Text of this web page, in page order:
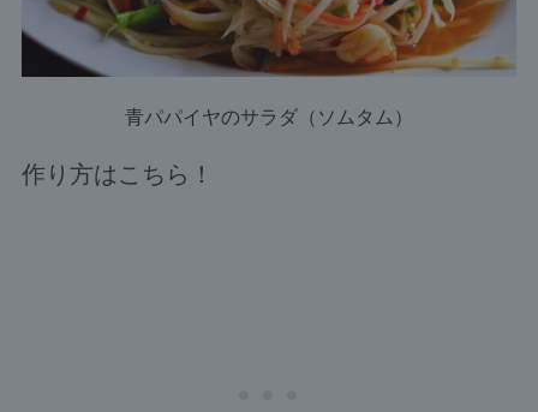
青パパイヤのサラダ（ソムタム）
作り方はこちら！